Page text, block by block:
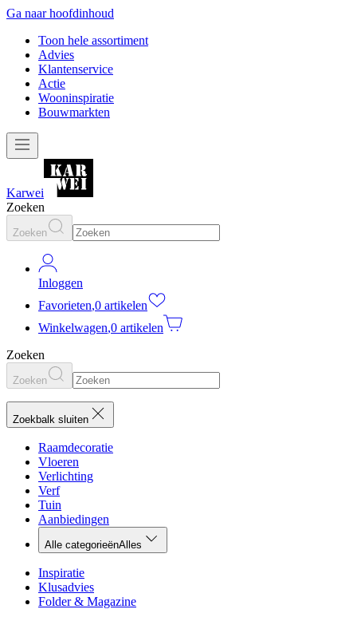
Ga naar hoofdinhoud
Toon hele assortiment
Advies
Klantenservice
Actie
Wooninspiratie
Bouwmarkten
Karwei
Zoeken
Zoeken
Inloggen
Favorieten,0 artikelen
Winkelwagen,0 artikelen
Zoeken
Zoeken
Zoekbalk sluiten
Raamdecoratie
Vloeren
Verlichting
Verf
Tuin
Aanbiedingen
Alle categorieënAlles
Inspiratie
Klusadvies
Folder & Magazine